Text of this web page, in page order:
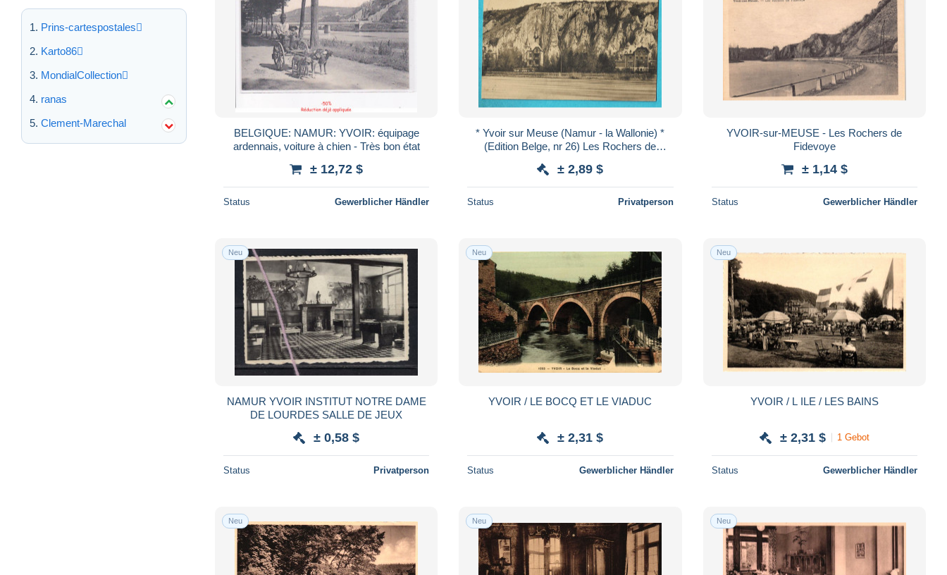
Prins-cartespostales
Karto86
MondialCollection
ranas
Clement-Marechal
BELGIQUE: NAMUR: YVOIR: équipage
ardennais, voiture à chien - Très bon état
± 12,72 $
Status Gewerblicher Händler
* Yvoir sur Meuse (Namur - la Wallonie) *
(Edition Belge, nr 26) Les Rochers de
± 2,89 $
Status Privatperson
YVOIR-sur-MEUSE - Les Rochers de
Fidevoye
± 1,14 $
Status Gewerblicher Händler
Neu
NAMUR YVOIR INSTITUT NOTRE DAME
DE LOURDES SALLE DE JEUX
± 0,58 $
Status Privatperson
Neu
YVOIR / LE BOCQ ET LE VIADUC
± 2,31 $
Status Gewerblicher Händler
Neu
YVOIR / L ILE / LES BAINS
± 2,31 $ 1 Gebot
Status Gewerblicher Händler
Neu Neu Neu